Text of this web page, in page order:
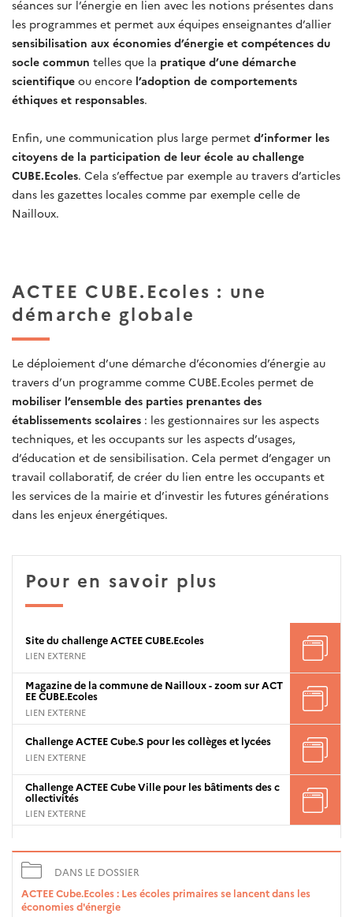
séances sur l’énergie en lien avec les notions présentes dans
les programmes et permet aux équipes enseignantes d’allier
sensibilisation aux économies d’énergie et compétences du
socle commun telles que la pratique d’une démarche
scientifique ou encore l’adoption de comportements
éthiques et responsables.
Enfin, une communication plus large permet d’informer les
citoyens de la participation de leur école au challenge
CUBE.Ecoles. Cela s’effectue par exemple au travers d’articles
dans les gazettes locales comme par exemple celle de
Nailloux.
ACTEE CUBE.Ecoles : une
démarche globale
Le déploiement d’une démarche d’économies d’énergie au
travers d’un programme comme CUBE.Ecoles permet de
mobiliser l’ensemble des parties prenantes des
établissements scolaires : les gestionnaires sur les aspects
techniques, et les occupants sur les aspects d’usages,
d’éducation et de sensibilisation. Cela permet d’engager un
travail collaboratif, de créer du lien entre les occupants et
les services de la mairie et d’investir les futures générations
dans les enjeux énergétiques.
Pour en savoir plus
Site du challenge ACTEE CUBE.Ecoles
LIEN EXTERNE
Magazine de la commune de Nailloux - zoom sur ACT
EE CUBE.Ecoles
LIEN EXTERNE
Challenge ACTEE Cube.S pour les collèges et lycées
LIEN EXTERNE
Challenge ACTEE Cube Ville pour les bâtiments des c
ollectivités
LIEN EXTERNE
DANS LE DOSSIER
ACTEE Cube.Ecoles : Les écoles primaires se lancent dans les
économies d'énergie